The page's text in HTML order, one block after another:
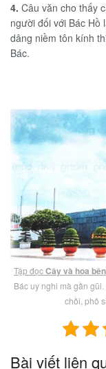
4. Câu văn cho thấy
người đối với Bác Hồ
dâng niềm tôn kính
Bác.
Tập đọcCây và hoa
Bác uy nghi mà gần
chồi, phô
Bài viết liên